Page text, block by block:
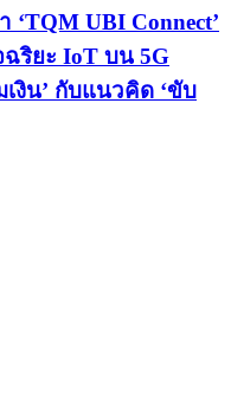
UBI Connect’
ริยะ IoT บน 5G
งิน’ กับแนวคิด ‘ขับ